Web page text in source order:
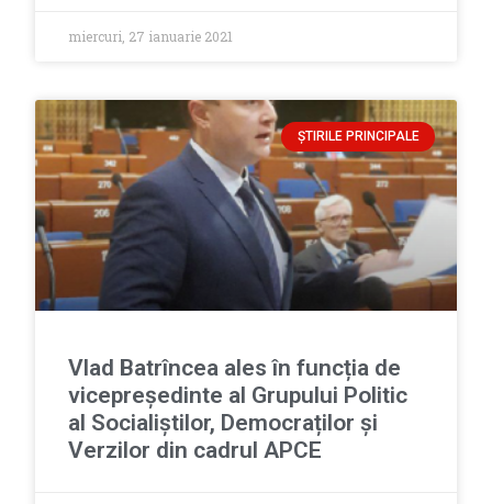
miercuri, 27 ianuarie 2021
ȘTIRILE PRINCIPALE
Vlad Batrîncea ales în funcția de
vicepreședinte al Grupului Politic
al Socialiștilor, Democraților și
Verzilor din cadrul APCE